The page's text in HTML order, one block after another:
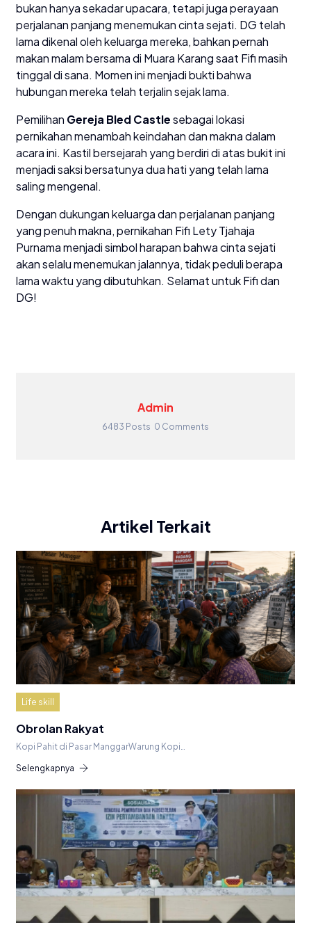
bukan hanya sekadar upacara, tetapi juga perayaan
perjalanan panjang menemukan cinta sejati. DG telah
lama dikenal oleh keluarga mereka, bahkan pernah
makan malam bersama di Muara Karang saat Fifi masih
tinggal di sana. Momen ini menjadi bukti bahwa
hubungan mereka telah terjalin sejak lama.
Pemilihan Gereja Bled Castlesebagai lokasi
pernikahan menambah keindahan dan makna dalam
acara ini. Kastil bersejarah yang berdiri di atas bukit ini
menjadi saksi bersatunya dua hati yang telah lama
saling mengenal.
Dengan dukungan keluarga dan perjalanan panjang
yang penuh makna, pernikahan Fifi Lety Tjahaja
Purnama menjadi simbol harapan bahwa cinta sejati
akan selalu menemukan jalannya, tidak peduli berapa
lama waktu yang dibutuhkan. Selamat untuk Fifi dan
DG!
Admin
6483 Posts 0 Comments
Artikel Terkait
Life skill
Obrolan Rakyat
Kopi Pahit di Pasar ManggarWarung Kopi…
Selengkapnya